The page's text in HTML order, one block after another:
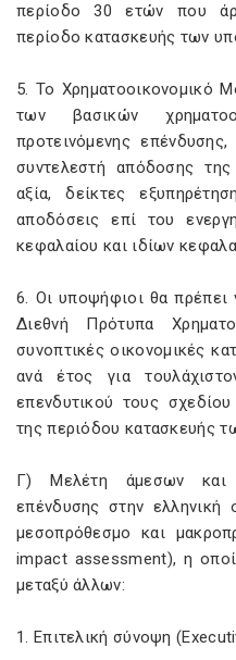
περίοδο 30 ετών που
περίοδο κατασκευής των
5. Το Χρηματοοικονομικό
των βασικών
προτεινόμενης
συντελεστή απόδοσης
αξία, δείκτες
αποδόσεις επί του
κεφαλαίου και ιδίων
6. Οι υποψήφιοι θα
Διεθνή Πρότυπα
συνοπτικές οικονομικές
ανά έτος για
επενδυτικού τους
της περιόδου κατασκευής
Γ) Μελέτη άμεσων και
επένδυσης στην ελληνική
μεσοπρόθεσμο και
impact assessment), η
μεταξύ άλλων:
1. Επιτελική σύνοψη